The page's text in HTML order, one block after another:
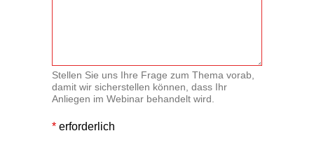
Stellen Sie uns Ihre Frage zum Thema vorab,
damit wir sicherstellen können, dass Ihr
Anliegen im Webinar behandelt wird.
* erforderlich